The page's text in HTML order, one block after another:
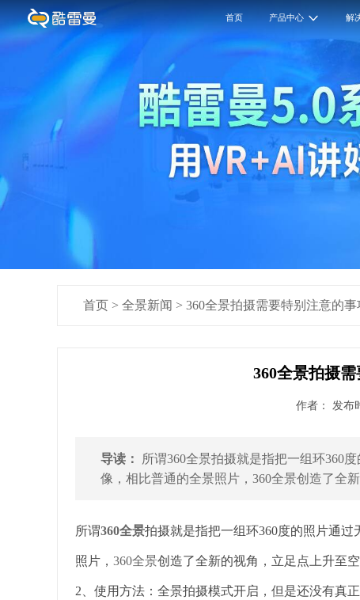
首页 产品中心 解
首页 > 全景新闻 > 360全景拍摄需要特别注意的事
360全景拍摄
作者： 发布
导读：
所谓360全景拍摄就是指把一组环360
像，相比普通的全景照片，360全景创造了全
所谓360全景拍摄就是指把一组环360度的照片通
照片， 360全景创造了全新的视角，立足点上升至
2、使用方法：全景拍摄模式开启，但是还没有真